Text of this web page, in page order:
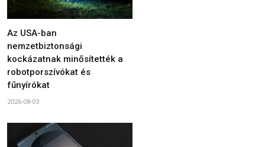
Az USA-ban
nemzetbiztonsági
kockázatnak minősítették a
robotporszívókat és
fűnyírókat
2026-08-03